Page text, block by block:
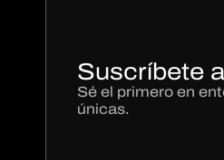
Suscríbete
Sé el primero en
únicas.